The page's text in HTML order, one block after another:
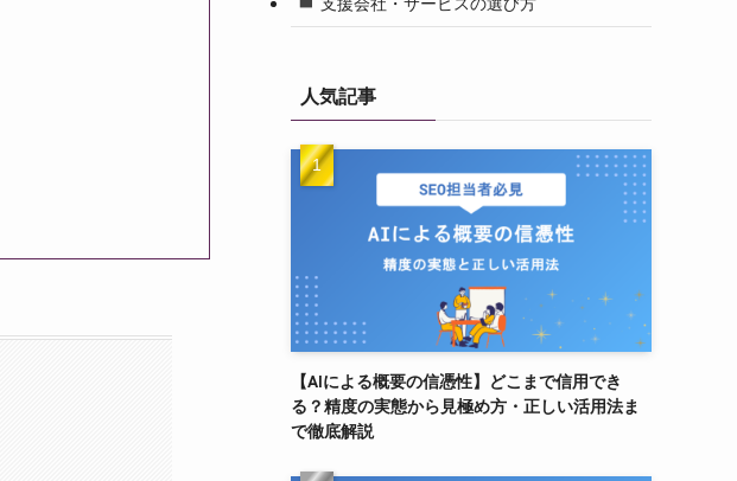
人気記事
【AIによる概要の信憑性】どこまで信用でき
る？精度の実態から見極め方・正しい活用法ま
で徹底解説